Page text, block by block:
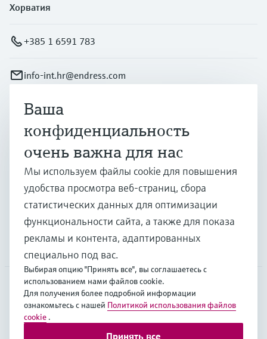
Хорватия
+385 1 6591 783
info-int.hr@endress.com
Продукты и услуги
Отрасли
Поддержка
Компания
EUS•Русский
Ваша
конфиденциальность
очень важна для нас
Мы используем файлы cookie для повышения
удобства просмотра веб-страниц, сбора
статистических данных для оптимизации
функциональности сайта, а также для показа
рекламы и контента, адаптированных
специально под вас.
Выбирая опцию "Принять все", вы соглашаетесь с
использованием нами файлов cookie.
Для получения более подробной информации
ознакомьтесь с нашей Политикой использования файлов
cookie .
Принять все